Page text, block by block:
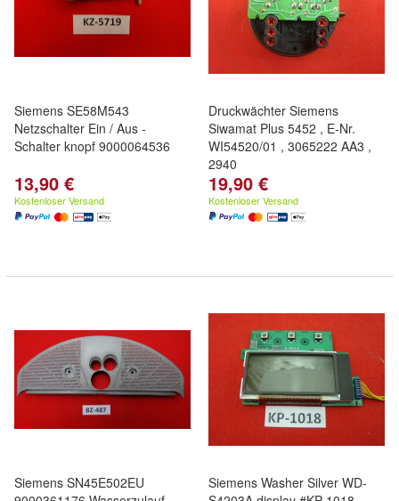
Siemens SE58M543
Netzschalter Ein / Aus -
Schalter knopf 9000064536
13,90 €
Kostenloser Versand
Druckwächter Siemens
Siwamat Plus 5452 , E-Nr.
WI54520/01 , 3065222 AA3 ,
2940
19,90 €
Kostenloser Versand
Siemens SN45E502EU
Siemens Washer Silver WD-